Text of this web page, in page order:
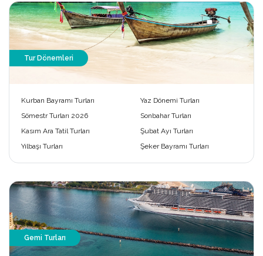
Tur Dönemleri
Kurban Bayramı Turları
Yaz Dönemi Turları
Sömestr Turları 2026
Sonbahar Turları
Kasım Ara Tatil Turları
Şubat Ayı Turları
Yılbaşı Turları
Şeker Bayramı Turları
Gemi Turları